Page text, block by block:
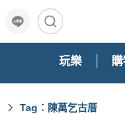
玩樂
Tag：陳萬乞古厝